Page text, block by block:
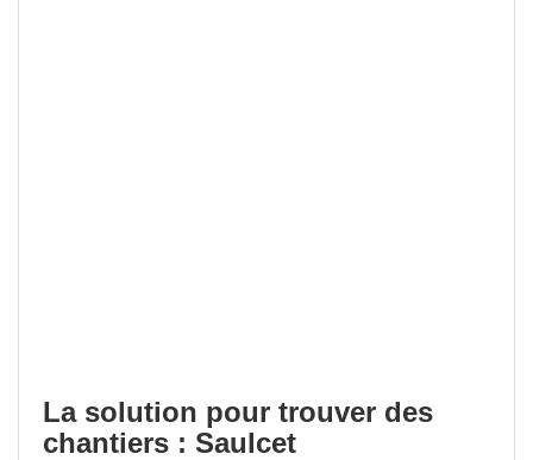
La solution pour trouver des
chantiers : Saulcet